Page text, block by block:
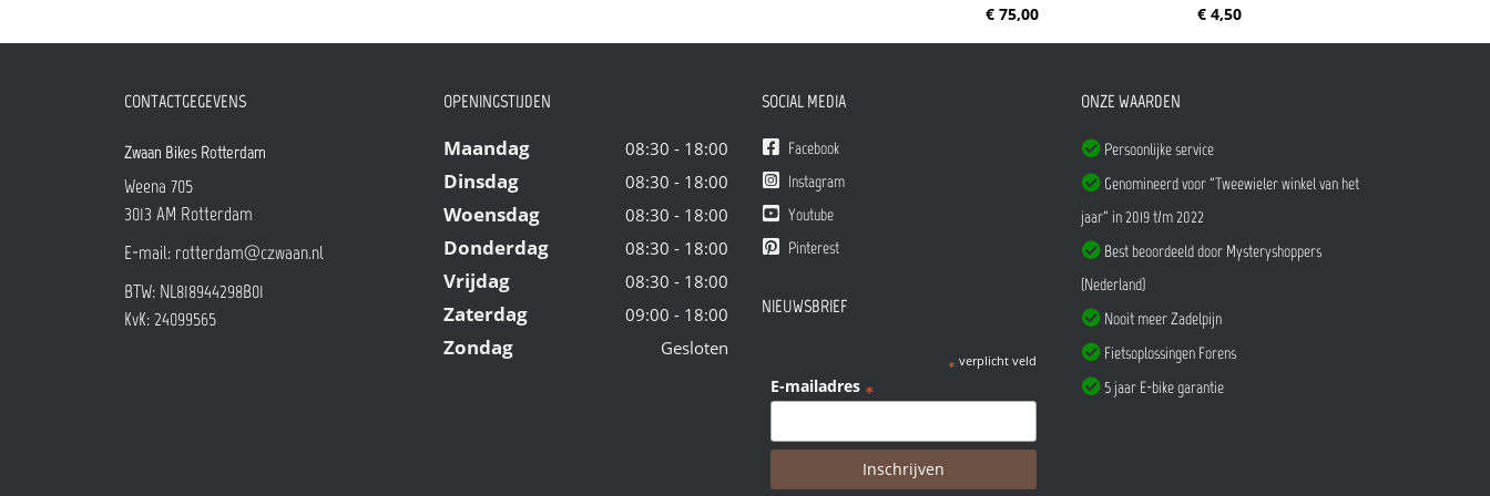
€ 75,00 € 4,50
CONTACTGEGEVENS
Zwaan Bikes Rotterdam
Weena 705
3013 AM Rotterdam
E-mail: rotterdam@czwaan.nl
BTW: NL818944298B01
KvK: 24099565
OPENINGSTIJDEN
Maandag 08:30 - 18:00
Dinsdag 08:30 - 18:00
Woensdag 08:30 - 18:00
Donderdag 08:30 - 18:00
Vrijdag 08:30 - 18:00
Zaterdag 09:00 - 18:00
Zondag Gesloten
SOCIAL MEDIA
Facebook
Instagram
Youtube
Pinterest
NIEUWSBRIEF
* verplicht veld
E-mailadres *
ONZE WAARDEN
Persoonlijke service
Genomineerd voor "Tweewieler winkel van het
jaar" in 2019 t/m 2022
Best beoordeeld door Mysteryshoppers
(Nederland)
Nooit meer Zadelpijn
Fietsoplossingen Forens
5 jaar E-bike garantie